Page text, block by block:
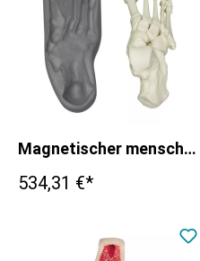
Magnetischer menschlicher Fuß, rechts
534,31 €*